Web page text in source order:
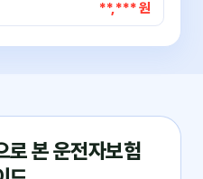
**,*** 원
로 본 운전자보험